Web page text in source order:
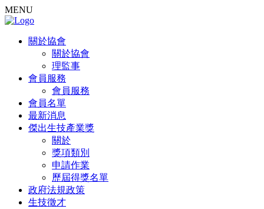
MENU
關於協會
關於協會
理監事
會員服務
會員服務
會員名單
最新消息
傑出生技產業獎
關於
獎項類別
申請作業
歷屆得獎名單
政府法規政策
生技徵才